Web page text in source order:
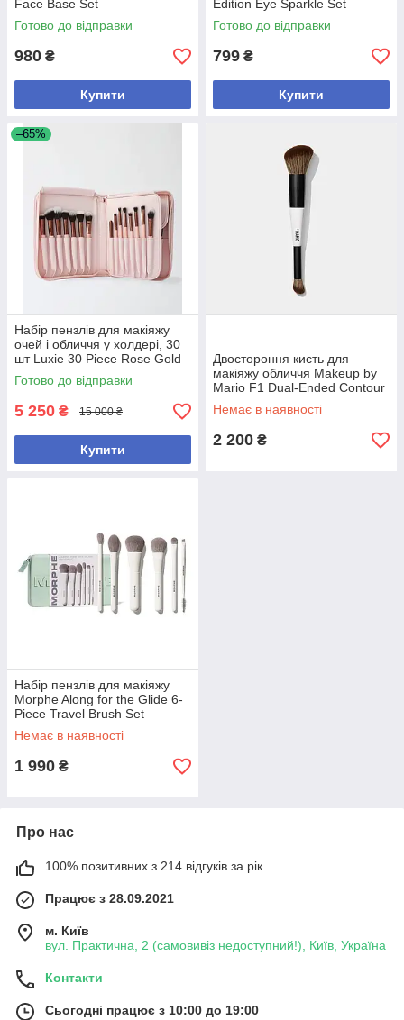
Face Base Set
Готово до відправки
980 ₴
Купити
Edition Eye Sparkle Set
Готово до відправки
799 ₴
Купити
–65%
Набір пензлів для макіяжу
очей і обличчя у холдері, 30
шт Luxie 30 Piece Rose Gold
Brush Set
Готово до відправки
5 250 ₴ 15 000 ₴
Купити
Двостороння кисть для
макіяжу обличчя Makeup by
Mario F1 Dual-Ended Contour
and Blush Brush
Немає в наявності
2 200 ₴
Набір пензлів для макіяжу
Morphe Along for the Glide 6-
Piece Travel Brush Set
Немає в наявності
1 990 ₴
Про нас
100% позитивних з 214 відгуків за рік
Працює з 28.09.2021
м. Київ
вул. Практична, 2 (самовивіз недоступний!), Київ, Україна
Контакти
Сьогодні працює з 10:00 до 19:00